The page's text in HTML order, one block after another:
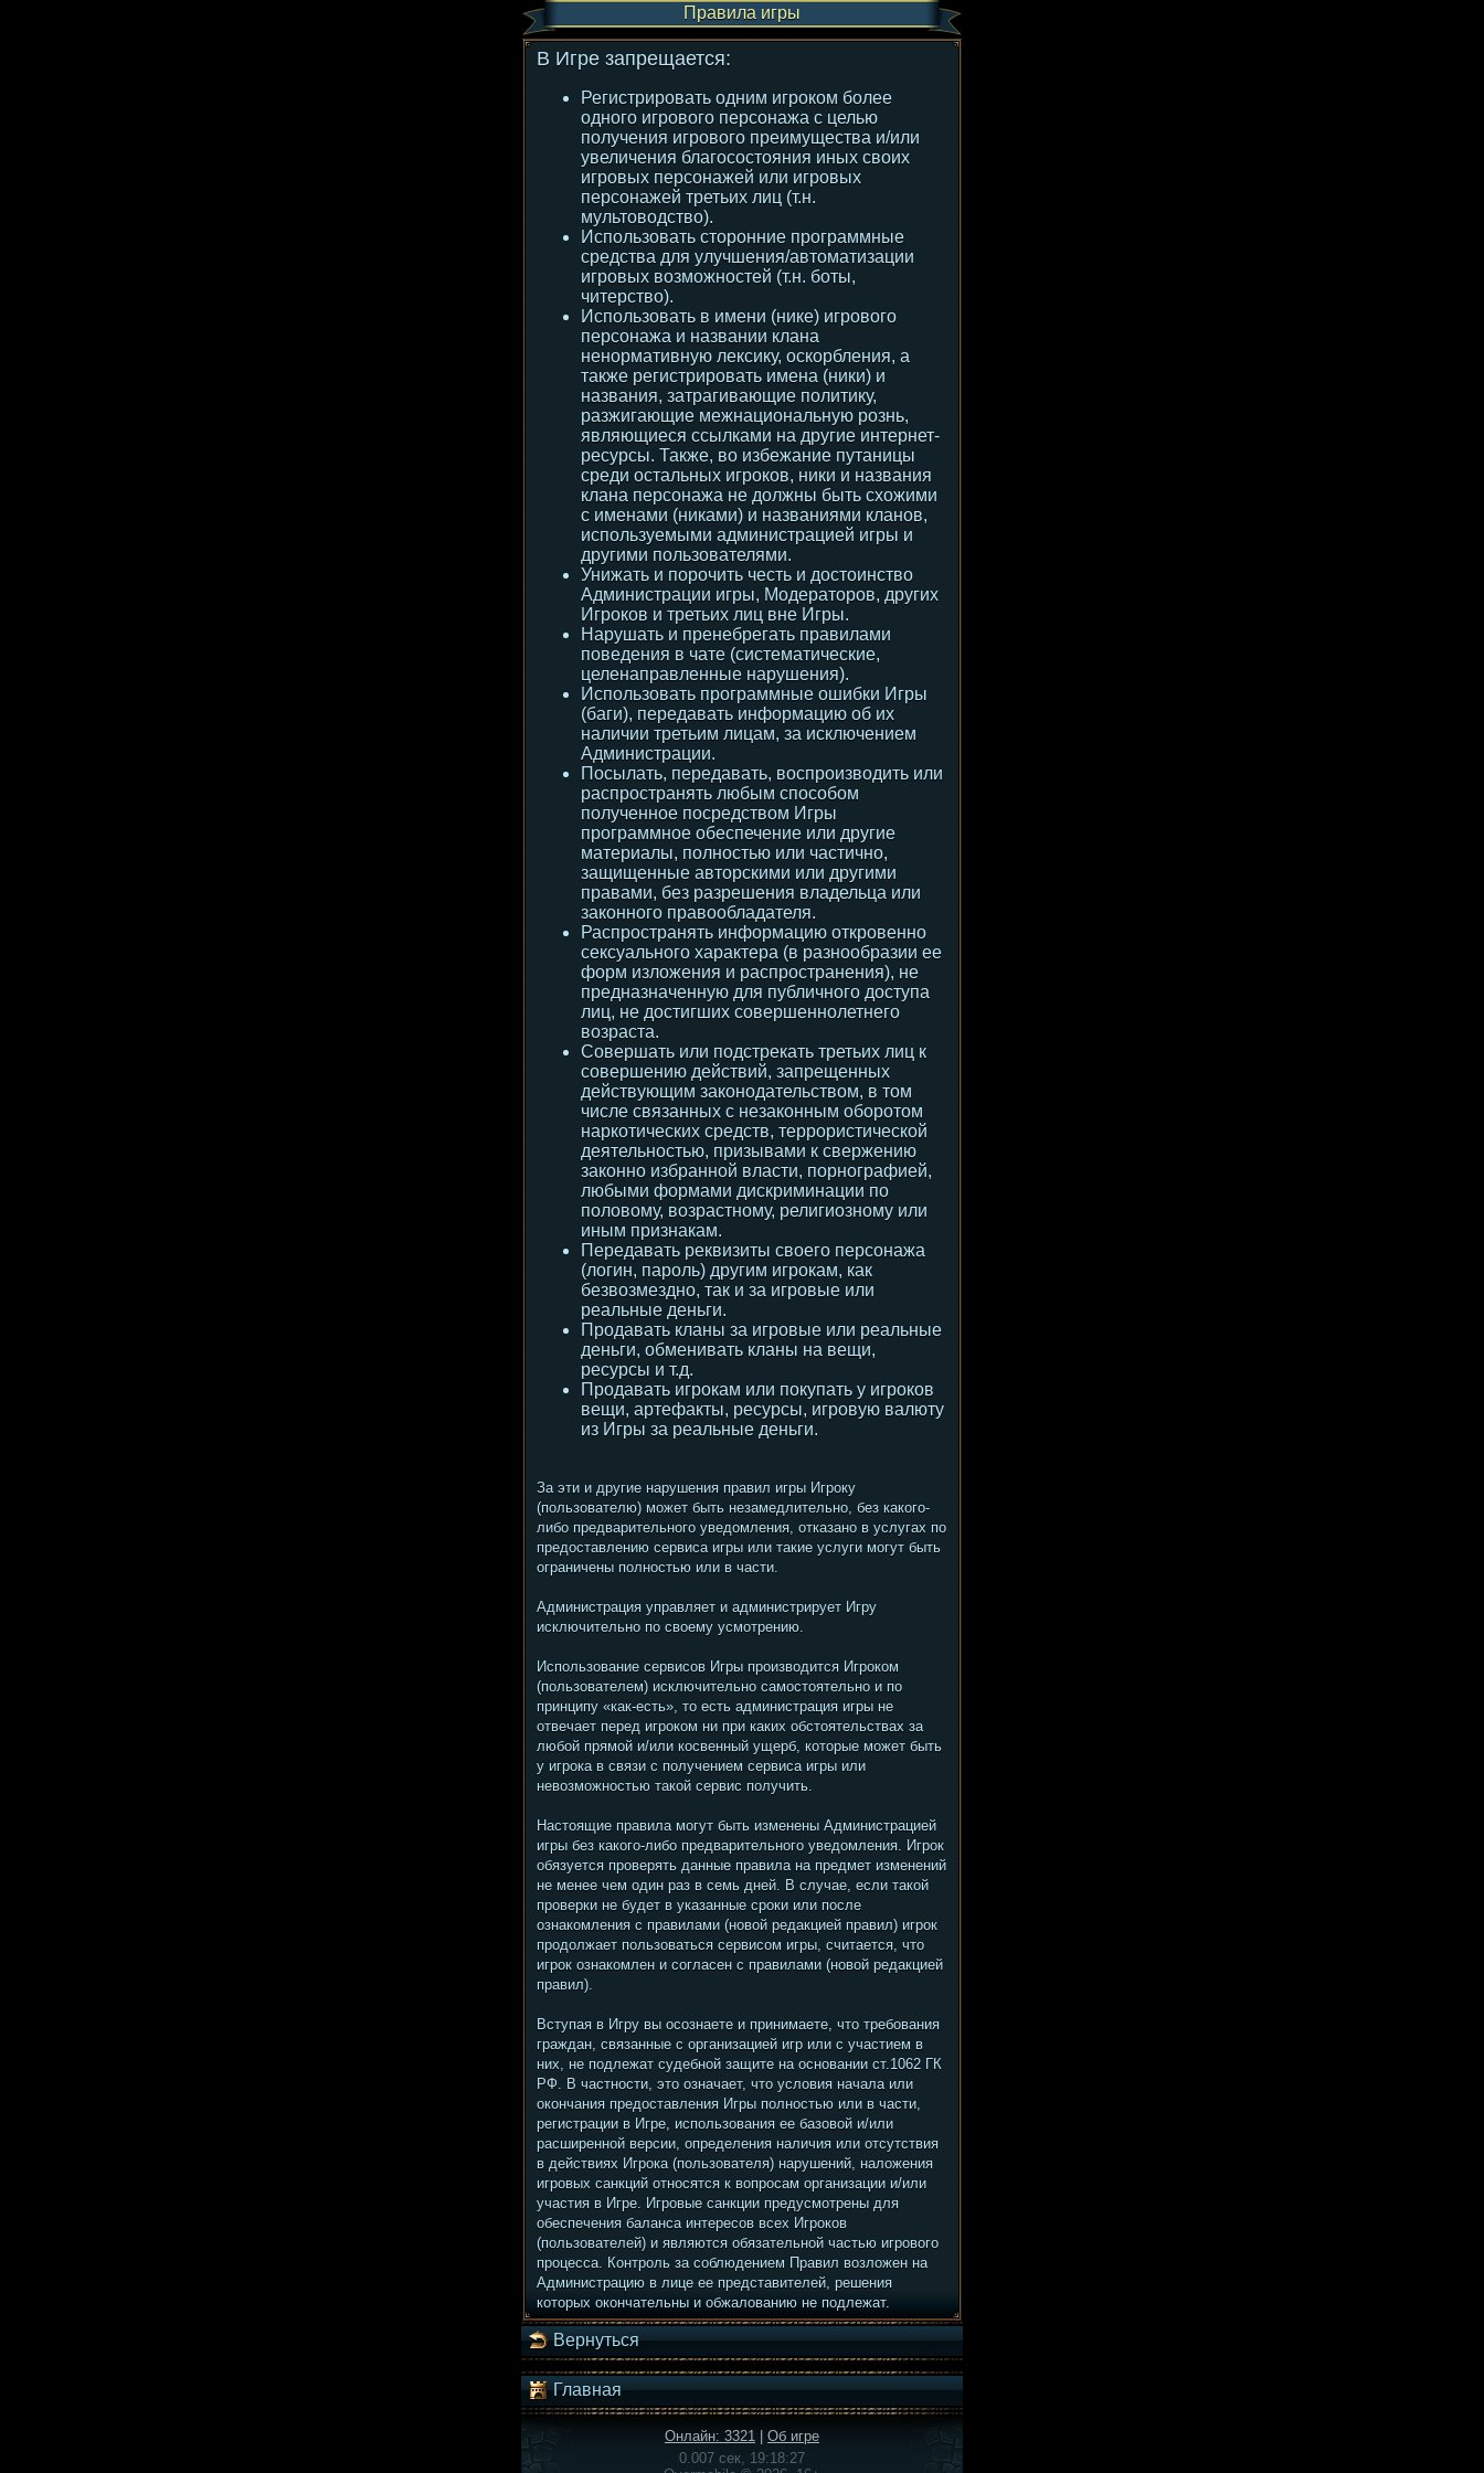
Правила игры
В Игре запрещается:
Регистрировать одним игроком более
одного игрового персонажа с целью
получения игрового преимущества и/или
увеличения благосостояния иных своих
игровых персонажей или игровых
персонажей третьих лиц (т.н.
мультоводство).
Использовать сторонние программные
средства для улучшения/автоматизации
игровых возможностей (т.н. боты,
читерство).
Использовать в имени (нике) игрового
персонажа и названии клана
ненормативную лексику, оскорбления, а
также регистрировать имена (ники) и
названия, затрагивающие политику,
разжигающие межнациональную рознь,
являющиеся ссылками на другие интернет-
ресурсы. Также, во избежание путаницы
среди остальных игроков, ники и названия
клана персонажа не должны быть схожими
с именами (никами) и названиями кланов,
используемыми администрацией игры и
другими пользователями.
Унижать и порочить честь и достоинство
Администрации игры, Модераторов, других
Игроков и третьих лиц вне Игры.
Нарушать и пренебрегать правилами
поведения в чате (систематические,
целенаправленные нарушения).
Использовать программные ошибки Игры
(баги), передавать информацию об их
наличии третьим лицам, за исключением
Администрации.
Посылать, передавать, воспроизводить или
распространять любым способом
полученное посредством Игры
программное обеспечение или другие
материалы, полностью или частично,
защищенные авторскими или другими
правами, без разрешения владельца или
законного правообладателя.
Распространять информацию откровенно
сексуального характера (в разнообразии ее
форм изложения и распространения), не
предназначенную для публичного доступа
лиц, не достигших совершеннолетнего
возраста.
Совершать или подстрекать третьих лиц к
совершению действий, запрещенных
действующим законодательством, в том
числе связанных с незаконным оборотом
наркотических средств, террористической
деятельностью, призывами к свержению
законно избранной власти, порнографией,
любыми формами дискриминации по
половому, возрастному, религиозному или
иным признакам.
Передавать реквизиты своего персонажа
(логин, пароль) другим игрокам, как
безвозмездно, так и за игровые или
реальные деньги.
Продавать кланы за игровые или реальные
деньги, обменивать кланы на вещи,
ресурсы и т.д.
Продавать игрокам или покупать у игроков
вещи, артефакты, ресурсы, игровую валюту
из Игры за реальные деньги.
За эти и другие нарушения правил игры Игроку
(пользователю) может быть незамедлительно, без какого-
либо предварительного уведомления, отказано в услугах по
предоставлению сервиса игры или такие услуги могут быть
ограничены полностью или в части.
Администрация управляет и администрирует Игру
исключительно по своему усмотрению.
Использование сервисов Игры производится Игроком
(пользователем) исключительно самостоятельно и по
принципу «как-есть», то есть администрация игры не
отвечает перед игроком ни при каких обстоятельствах за
любой прямой и/или косвенный ущерб, которые может быть
у игрока в связи с получением сервиса игры или
невозможностью такой сервис получить.
Настоящие правила могут быть изменены Администрацией
игры без какого-либо предварительного уведомления. Игрок
обязуется проверять данные правила на предмет изменений
не менее чем один раз в семь дней. В случае, если такой
проверки не будет в указанные сроки или после
ознакомления с правилами (новой редакцией правил) игрок
продолжает пользоваться сервисом игры, считается, что
игрок ознакомлен и согласен с правилами (новой редакцией
правил).
Вступая в Игру вы осознаете и принимаете, что требования
граждан, связанные с организацией игр или с участием в
них, не подлежат судебной защите на основании ст.1062 ГК
РФ. В частности, это означает, что условия начала или
окончания предоставления Игры полностью или в части,
регистрации в Игре, использования ее базовой и/или
расширенной версии, определения наличия или отсутствия
в действиях Игрока (пользователя) нарушений, наложения
игровых санкций относятся к вопросам организации и/или
участия в Игре. Игровые санкции предусмотрены для
обеспечения баланса интересов всех Игроков
(пользователей) и являются обязательной частью игрового
процесса. Контроль за соблюдением Правил возложен на
Администрацию в лице ее представителей, решения
которых окончательны и обжалованию не подлежат.
Вернуться
Главная
Онлайн: 3321
Об игре
0.007 сек, 19:18:27